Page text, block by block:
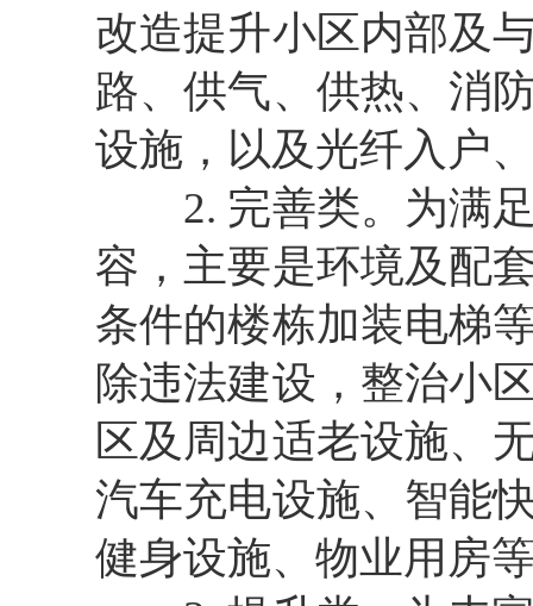
改造提升小区内部及
路、供气、供热、消
设施，以及光纤入户
2. 完善类。 为满
容，主要是环境及配
条件的楼栋加装电梯
除违法建设，整治小
区及周边适老设施、
汽车充电设施、智能
健身设施、物业用房